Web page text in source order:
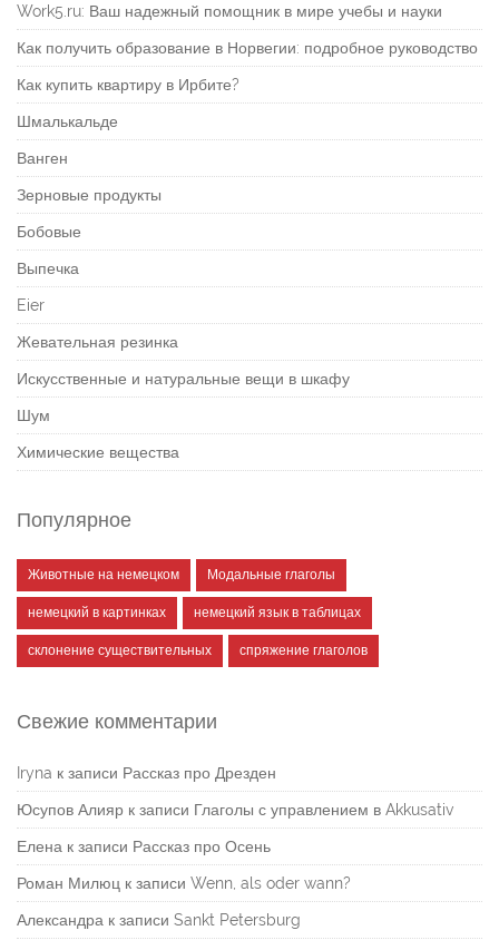
Work5.ru: Ваш надежный помощник в мире учебы и науки
Как получить образование в Норвегии: подробное руководство
Как купить квартиру в Ирбите?
Шмалькальде
Ванген
Зерновые продукты
Бобовые
Выпечка
Eier
Жевательная резинка
Искусственные и натуральные вещи в шкафу
Шум
Химические вещества
Популярное
Животные на немецком Модальные глаголы
немецкий в картинках немецкий язык в таблицах
склонение существительных спряжение глаголов
Свежие комментарии
Iryna к записи Рассказ про Дрезден
Юсупов Алияр к записи Глаголы с управлением в Akkusativ
Елена к записи Рассказ про Осень
Роман Милюц к записи Wenn, als oder wann?
Александра к записи Sankt Petersburg